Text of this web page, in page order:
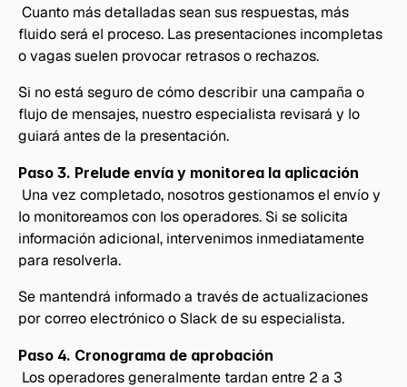
fluido será el proceso. Las presentaciones incompletas
o vagas suelen provocar retrasos o rechazos.
Si no está seguro de cómo describir una campaña o
flujo de mensajes, nuestro especialista revisará y lo
guiará antes de la presentación.
Paso 3. Prelude envía y monitorea la aplicación
lo monitoreamos con los operadores. Si se solicita
información adicional, intervenimos inmediatamente
para resolverla.
Se mantendrá informado a través de actualizaciones
por correo electrónico o Slack de su especialista.
Paso 4. Cronograma de aprobación